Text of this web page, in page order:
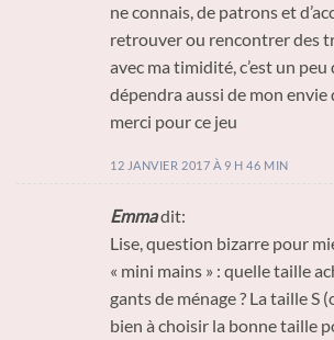
ne connais, de patrons et
retrouver ou rencontrer des
avec ma timidité, c’est un
dépendra aussi de mon
merci pour ce jeu
12 JANVIER 2017 À 9 H 46 MIN
Emmadit:
Lise, question bizarre pour
« mini mains » : quelle taille
gants de ménage ? La taille S
bien à choisir la bonne taille